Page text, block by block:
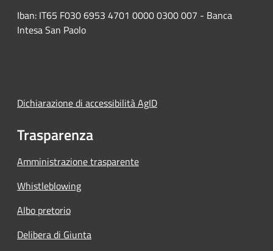
Iban: IT65 F030 6953 4701 0000 0300 007 - Banca
Intesa San Paolo
Dichiarazione di accessibilità AgID
Trasparenza
Amministrazione trasparente
Whistleblowing
Albo pretorio
Delibera di Giunta